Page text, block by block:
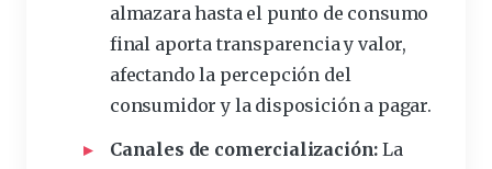
almazara hasta el punto de consumo
final aporta transparencia y valor,
afectando la percepción del
consumidor y la disposición a pagar.
Canales de comercialización: La